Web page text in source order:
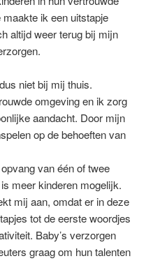
ik een uitstapje
altijd weer terug bij mijn
niet bij mij thuis.
omgeving en ik zorg
aandacht. Door mijn
op de behoeften van
van één of twee
meer kinderen mogelijk.
mij aan, omdat er in deze
tot de eerste woordjes
Baby’s verzorgen
graag om hun talenten